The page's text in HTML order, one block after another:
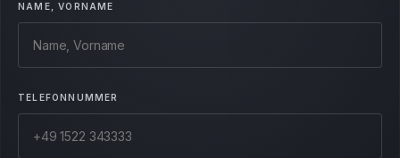
NAME, VORNAME
TELEFONNUMMER